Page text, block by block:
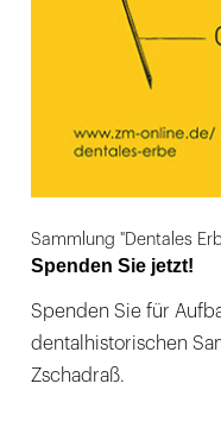
Sammlung "Dentales
Spenden Sie jetzt!
Spenden Sie für
dentalhistorischen
Zschadraß.